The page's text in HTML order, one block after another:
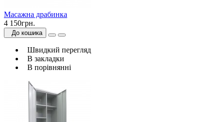
Масажна драбинка
4 150грн.
До кошика
Швидкий перегляд
В закладки
В порівнянні